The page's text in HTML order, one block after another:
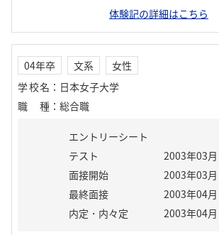
体験記の詳細はこちら
04年卒 文系
女性
学校名 ： 日本女子大学
職種 ： 総合職
エントリーシート
テスト
2003年03月
面接開始
2003年03月
最終面接
2003年04月
内定・内々定
2003年04月